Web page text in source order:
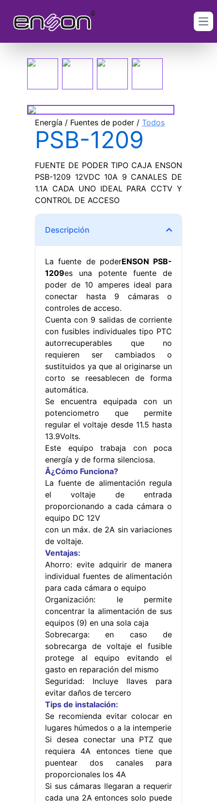
Energía / Fuentes de poder / Todos
PSB-1209
FUENTE DE PODER TIPO CAJA ENSON
PSB-1209 12VDC 10A 9 CANALES DE
1.1A CADA UNO IDEAL PARA CCTV Y
CONTROL DE ACCESO
Descripción
La fuente de poderENSON PSB-
1209es una potente fuente de
poder de 10 amperes ideal para
conectar hasta 9 cámaras o
controles de acceso.
Cuenta con 9 salidas de corriente
con fusibles individuales tipo PTC
autorrecuperables que no
requieren ser cambiados o
sustituidos ya que al originarse un
corto se reesablecen de forma
automática.
Se encuentra equipada con un
potenciometro que permite
regular el voltaje desde 11.5 hasta
13.9Volts.
Este equipo trabaja con poca
energía y de forma silenciosa.
Â¿Cómo Funciona?
La fuente de alimentación regula
el voltaje de entrada
proporcionando a cada cámara o
equipo DC 12V
con un máx. de 2A sin variaciones
de voltaje.
Ventajas:
Ahorro: evite adquirir de manera
individual fuentes de alimentación
para cada cámara o equipo
Organización: le permite
concentrar la alimentación de sus
equipos (9) en una sola caja
Sobrecarga: en caso de
sobrecarga de voltaje el fusible
protege al equipo evitando el
gasto en reparación del mismo
Seguridad: Incluye llaves para
evitar daños de tercero
Tips de instalación:
Se recomienda evitar colocar en
lugares húmedos o a la intemperie
Si desea conectar una PTZ que
requiera 4A entonces tiene que
puentear dos canales para
proporcionales los 4A
Si sus cámaras llegaran a requerir
cada una 2A entonces solo puede